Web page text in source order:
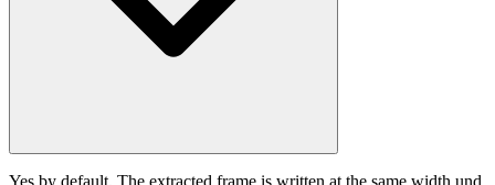
Yes by default. The extracted frame is written at the same width und